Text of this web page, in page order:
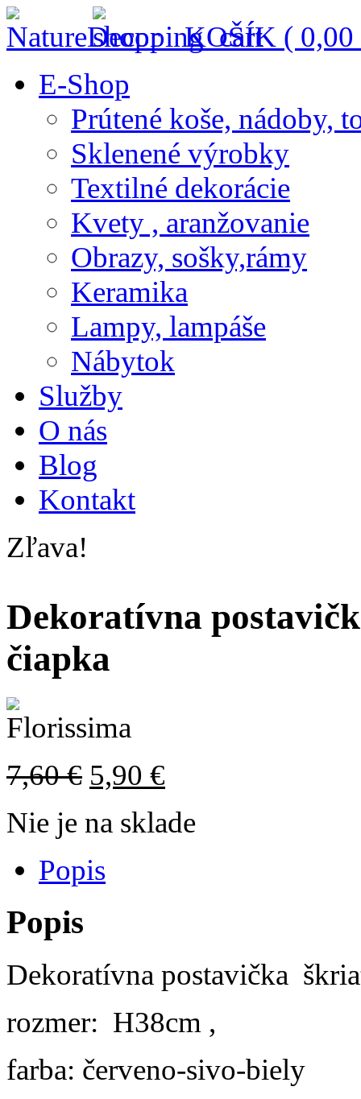
KOŠÍK ( 0,00
E-Shop
Prútené koše, nádoby,
Sklenené výrobky
Textilné dekorácie
Kvety , aranžovanie
Obrazy, sošky,rámy
Keramika
Lampy, lampáše
Nábytok
Služby
O nás
Blog
Kontakt
Zľava!
Dekoratívna
čiapka
7,60€ 5,90 €
Nie je na sklade
Popis
Popis
Dekoratívna postavička
rozmer: H38cm ,
farba: červeno-sivo-biely